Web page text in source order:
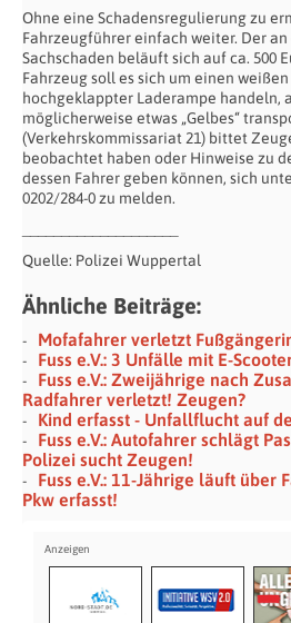
Ohne eine Schadensregulierung zu
Fahrzeugführer einfach weiter. Der
Sachschaden beläuft sich auf ca. 500
Fahrzeug soll es sich um einen
hochgeklappter Laderampe handeln,
möglicherweise etwas „Gelbes“
(Verkehrskommissariat 21) bittet
beobachtet haben oder Hinweise zu
dessen Fahrer geben können, sich
0202/284-0 zu melden.
Quelle: Polizei Wuppertal
Ähnliche Beiträge:
Mofafahrer verletzt
Fuss e.V.: 3 Unfälle mit E-
Fuss e.V.: Zweijährige nach
Radfahrer verletzt! Zeugen?
Kind erfasst - Unfallflucht auf
Fuss e.V.: Autofahrer schlägt
Polizei sucht Zeugen!
Fuss e.V.: 11-Jährige läuft über
Pkw erfasst!